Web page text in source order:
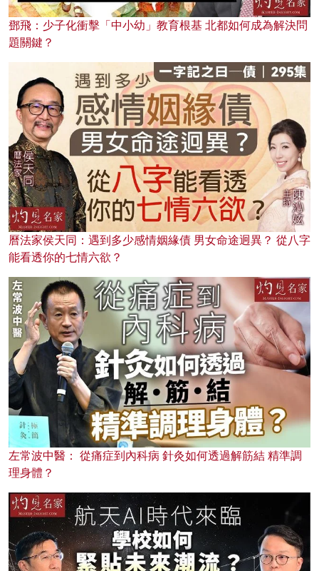
鄧飛：少子化衝擊「中小幼」教育根基 北都如何成為解決問
題關鍵？
曆法家侯天同：遇到多少感情姻緣債 男女命途迥異？ 從八字
能看透你的七情六欲？
左常波中醫： 從痛症到內科病 針灸如何透過解筋結 精準調
理身體？